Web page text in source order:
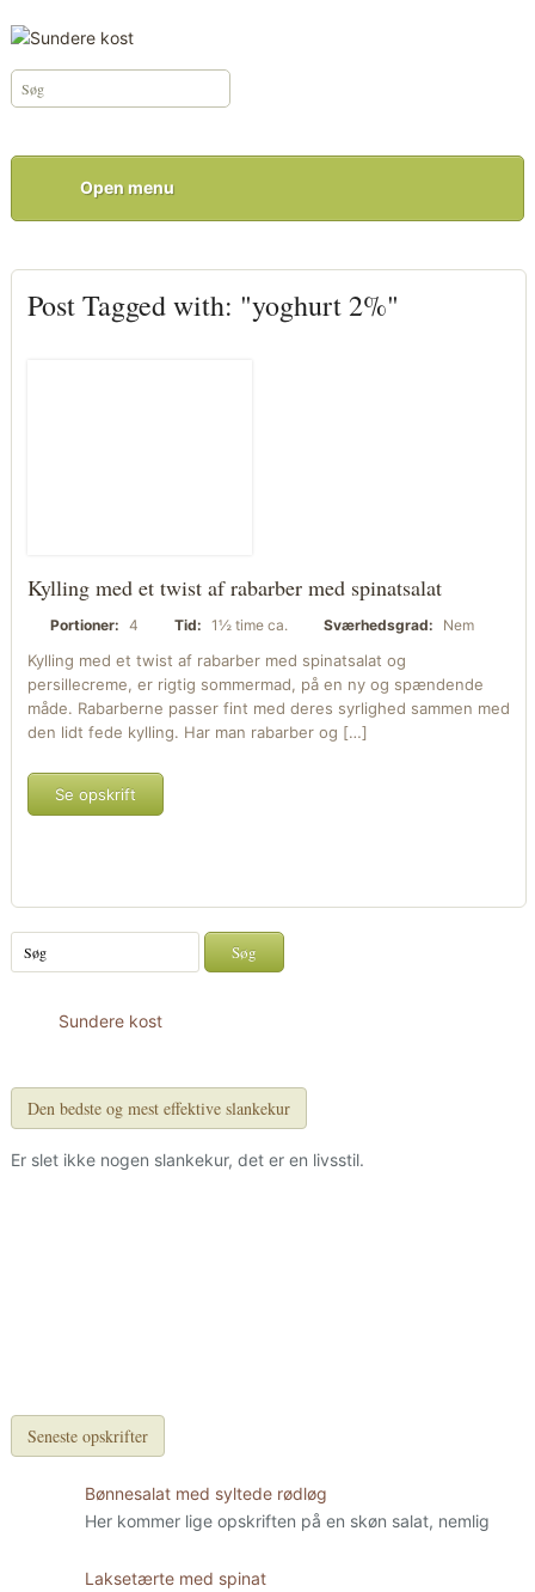
Open menu
Post Tagged with: "yoghurt 2%"
Kylling med et twist af rabarber med spinatsalat
Portioner: 4 Tid: 1½ time ca. Sværhedsgrad: Nem
Kylling med et twist af rabarber med spinatsalat og
persillecreme, er rigtig sommermad, på en ny og spændende
måde. Rabarberne passer fint med deres syrlighed sammen med
den lidt fede kylling. Har man rabarber og […]
Se opskrift
Sundere kost
Den bedste og mest effektive slankekur
Er slet ikke nogen slankekur, det er en livsstil.
Seneste opskrifter
Bønnesalat med syltede rødløg
Her kommer lige opskriften på en skøn salat, nemlig
Laksetærte med spinat